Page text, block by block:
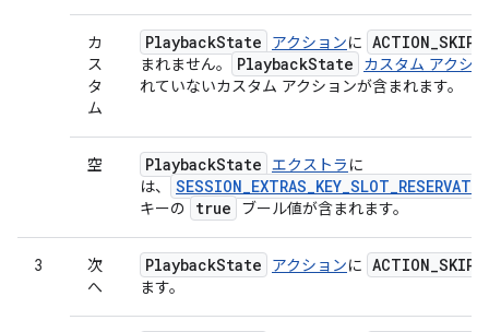
カ
ス
タ
ム
PlaybackState アクションに ACTION_SKIP
まれません。 PlaybackState
カスタム アクシ
れていないカスタム アクションが含まれます。
空 PlaybackState エクストラ に
は、
キーの true ブール値が含まれます。
3
次
へ
PlaybackState アクションに ACTION_SKIP
ます。